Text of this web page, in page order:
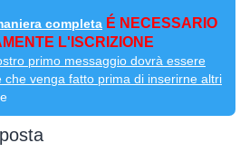
completa É NECESSARIO
L'ISCRIZIONE
primo messaggio dovrà essere
che venga fatto prima di inserirne altri